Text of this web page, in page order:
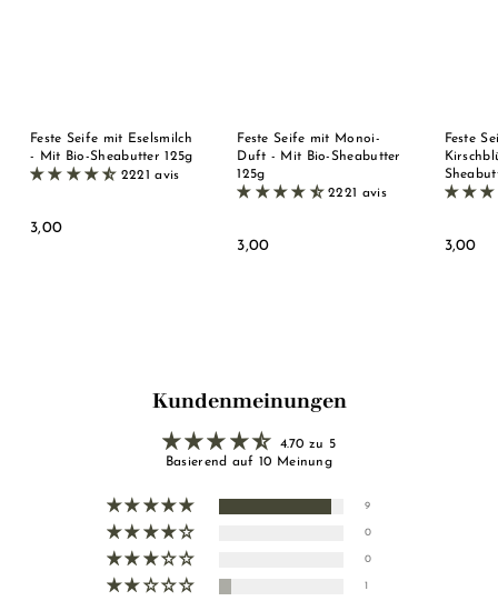
Feste Seife mit Eselsmilch
- Mit Bio-Sheabutter 125g
2221 avis
3,003
Feste Seife mit Monoi-
Duft - Mit Bio-Sheabutter
125g
2221 avis
3,003
Feste
3,003
Kundenmeinungen
4.70 zu 5
Basierend auf 10 Meinung
9
0
0
1